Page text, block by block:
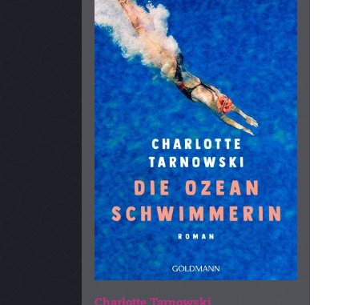
Charlotte Tarnowski